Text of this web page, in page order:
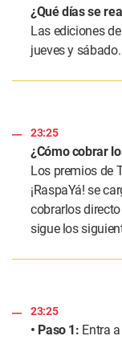
¿Qué días se
Las ediciones
jueves y sábado.
23:25
¿Cómo cobrar
Los premios de
¡RaspaYá! se
cobrarlos
sigue los
23:25
• Paso 1: Entra